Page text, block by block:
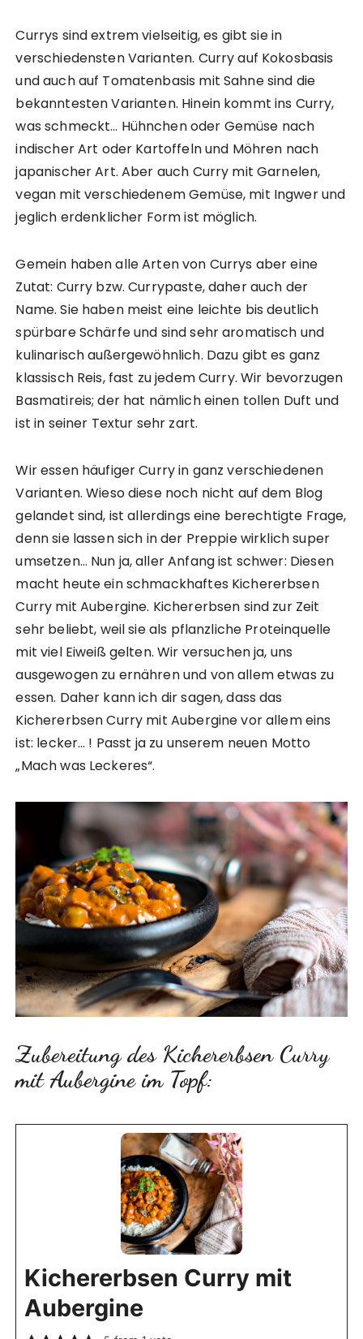
Currys sind extrem vielseitig, es gibt sie in
verschiedensten Varianten. Curry auf Kokosbasis
und auch auf Tomatenbasis mit Sahne sind die
bekanntesten Varianten. Hinein kommt ins Curry,
was schmeckt… Hühnchen oder Gemüse nach
indischer Art oder Kartoffeln und Möhren nach
japanischer Art. Aber auch Curry mit Garnelen,
vegan mit verschiedenem Gemüse, mit Ingwer und
jeglich erdenklicher Form ist möglich.
Gemein haben alle Arten von Currys aber eine
Zutat: Curry bzw. Currypaste, daher auch der
Name. Sie haben meist eine leichte bis deutlich
spürbare Schärfe und sind sehr aromatisch und
kulinarisch außergewöhnlich. Dazu gibt es ganz
klassisch Reis, fast zu jedem Curry. Wir bevorzugen
Basmatireis; der hat nämlich einen tollen Duft und
ist in seiner Textur sehr zart.
Wir essen häufiger Curry in ganz verschiedenen
Varianten. Wieso diese noch nicht auf dem Blog
gelandet sind, ist allerdings eine berechtigte Frage,
denn sie lassen sich in der Preppie wirklich super
umsetzen… Nun ja, aller Anfang ist schwer: Diesen
macht heute ein schmackhaftes Kichererbsen
Curry mit Aubergine. Kichererbsen sind zur Zeit
sehr beliebt, weil sie als pflanzliche Proteinquelle
mit viel Eiweiß gelten. Wir versuchen ja, uns
ausgewogen zu ernähren und von allem etwas zu
essen. Daher kann ich dir sagen, dass das
Kichererbsen Curry mit Aubergine vor allem eins
ist: lecker… ! Passt ja zu unserem neuen Motto
„Mach was Leckeres“.
Zubereitung des Kichererbsen Curry
mit Aubergine im Topf:
Kichererbsen Curry mit
Aubergine